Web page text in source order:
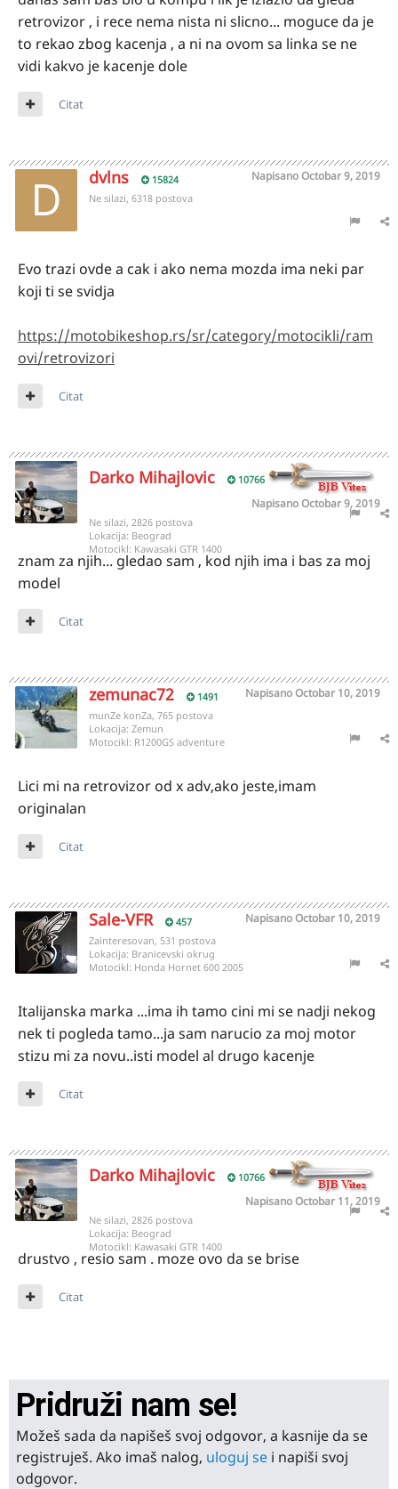
retrovizor , i rece nema nista ni slicno... moguce da je
to rekao zbog kacenja , a ni na ovom sa linka se ne
vidi kakvo je kacenje dole
Citat
dvlns 15824 NapisanoOctobar 9, 2019
Ne silazi, 6318 postova
Evo trazi ovde a cak i ako nema mozda ima neki par
koji ti se svidja
https://motobikeshop.rs/sr/category/motocikli/ram
ovi/retrovizori
Citat
Darko Mihajlovic 10766
NapisanoOctobar 9, 2019
Ne silazi, 2826 postova
Lokacija: Beograd
Motocikl: Kawasaki GTR 1400
znam za njih... gledao sam , kod njih ima i bas za moj
model
Citat
zemunac72 1491 NapisanoOctobar 10, 2019
munZe konZa, 765 postova
Lokacija: Zemun
Motocikl: R1200GS adventure
Lici mi na retrovizor od x adv,ako jeste,imam
originalan
Citat
Sale-VFR 457 NapisanoOctobar 10, 2019
Zainteresovan, 531 postova
Lokacija: Branicevski okrug
Motocikl: Honda Hornet 600 2005
Italijanska marka ...ima ih tamo cini mi se nadji nekog
nek ti pogleda tamo...ja sam narucio za moj motor
stizu mi za novu..isti model al drugo kacenje
Citat
Darko Mihajlovic 10766
NapisanoOctobar 11, 2019
Ne silazi, 2826 postova
Lokacija: Beograd
Motocikl: Kawasaki GTR 1400
drustvo , resio sam . moze ovo da se brise
Citat
Pridruži nam se!
Možeš sada da napišeš svoj odgovor, a kasnije da se
registruješ. Ako imaš nalog, uloguj se i napiši svoj
odgovor.